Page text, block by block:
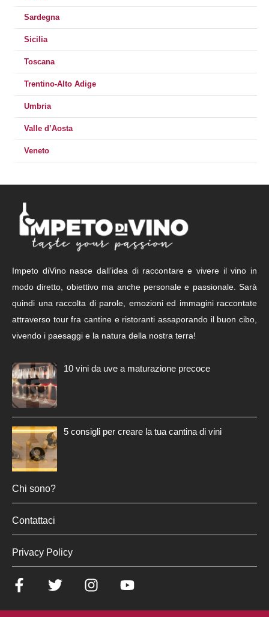
Sardegna
Sicilia
Toscana
Trentino-Alto Adige
Umbria
Valle d’Aosta
Veneto
Impeto diVino nasce dall’idea di raccontare e vivere il vino in
modo diretto, obiettivo ma anche personale e passionale. Sarà
quindi una raccolta di parole, emozioni ed immagini raccontate
attraverso tour fra cantine e ristoranti assaporando il buon cibo,
vivendo i paesaggi e la natura della nostra terra!
10 vini da uve a maturazione precoce
5 consigli per creare la tua cantina di vini
Chi sono?
Contattaci
Privacy Policy